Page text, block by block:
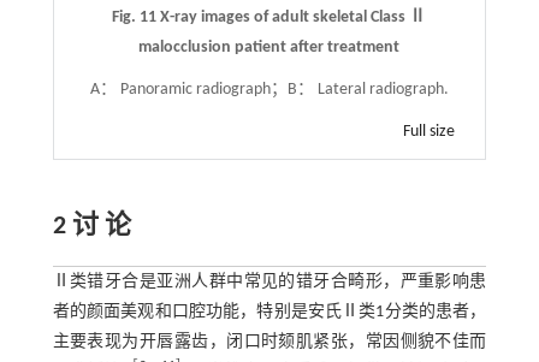
Fig. 11 X-ray images of adult skeletal Class Ⅱ
malocclusion patient after treatment
A： Panoramic radiograph；B： Lateral radiograph.
Full size
2 讨 论
Ⅱ类错牙合是亚洲人群中常见的错牙合畸形，严重影响患
者的颜面美观和口腔功能，特别是安氏Ⅱ类1分类的患者，
主要表现为开唇露齿，闭口时颏肌紧张，常因侧貌不佳而